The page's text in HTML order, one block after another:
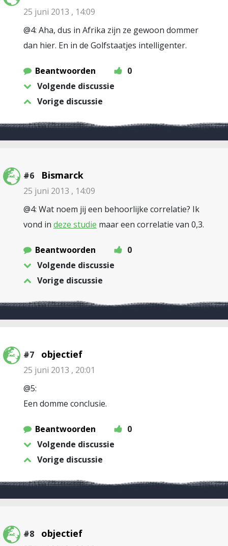
25 juni 2013 , 14:09
@4: Aha, dus in Afrika zijn ze gewoon dommer
dan hier. En in de Golfstaatjes intelligenter.
Beantwoorden
0
Volgende discussie
Vorige discussie
#6 Bismarck
25 juni 2013 , 14:09
@4: Wat noem jij een behoorlijke correlatie? Ik
vond in deze studie maar een correlatie van 0,3.
Beantwoorden
0
Volgende discussie
Vorige discussie
#7 objectief
25 juni 2013 , 20:01
@5:
Een domme conclusie.
Beantwoorden
0
Volgende discussie
Vorige discussie
#8 objectief